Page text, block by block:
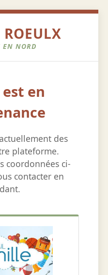
EN NORD
en
des
plateforme.
coordonnées ci-
contacter en